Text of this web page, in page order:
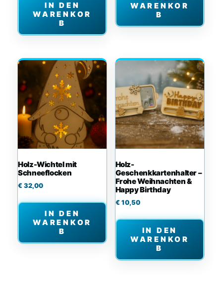
IN DEN
WARENKOR
B
WARENKOR
B
Holz-Wichtel mit
Schneeflocken
€ 32,00
IN DEN
WARENKOR
B
Holz-
Geschenkkartenhalter –
Frohe Weihnachten &
Happy Birthday
€10,50
IN DEN
WARENKOR
B